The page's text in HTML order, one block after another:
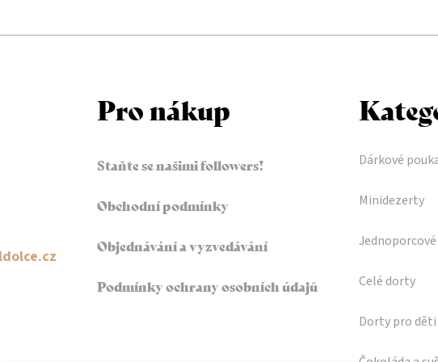
Dárkové
Minidezerty
Celé dorty
Dorty pro děti
Pro nákup
Staňte se našimi followers!
Obchodní podmínky
Objednávání a vyzvedávání
Podmínky ochrany osobních údajů